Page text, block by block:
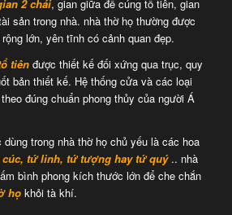
2 chái, gian giữa để cúng tổ tiên, gian
sản trong nhà. nhà thờ họ thường được
lớn, yên tĩnh có cảnh quan đẹp.
tiênđược thiết kế đối xứng qua trục, quy
bản thiết kế. Hệ thống cửa và các loại
đúng chuẩn phong thủy của người Á
trong nhà thờ họ chủ yếu là các hoa
cúc, tứ linh, tứ tượng hay tứ quý.. nhà
bình phong kích thước lớn để che chắn
họkhỏi tà khí.